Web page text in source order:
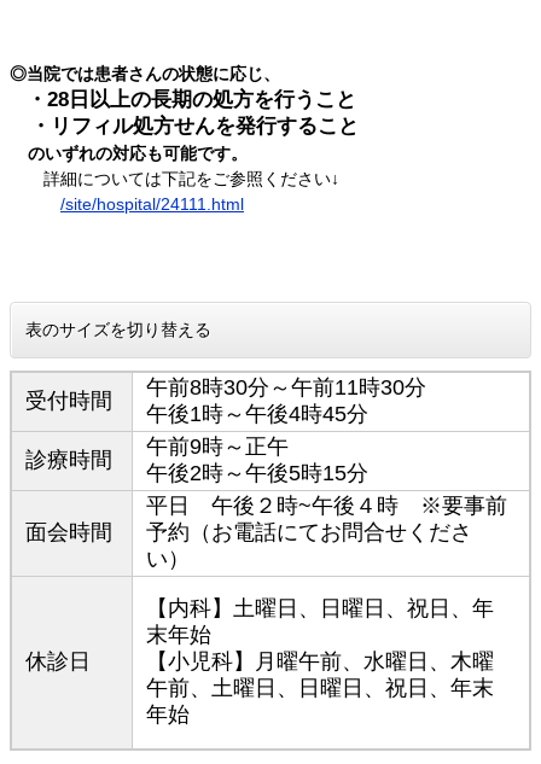
◎当院では患者さんの状態に応じ、
・28日以上の長期の処方を行うこと
・リフィル処方せんを発行すること
のいずれの対応も可能です。
詳細については下記をご参照ください↓
/site/hospital/24111.html
表のサイズを切り替える
受付時間
午前8時30分～午前11時30分
午後1時～午後4時45分
診療時間
午前9時～正午
午後2時～午後5時15分
面会時間
平日 午後２時~午後４時 ※要事前
予約（お電話にてお問合せくださ
い）
休診日
【内科】土曜日、日曜日、祝日、年
末年始
【小児科】月曜午前、水曜日、木曜
午前、土曜日、日曜日、祝日、年末
年始